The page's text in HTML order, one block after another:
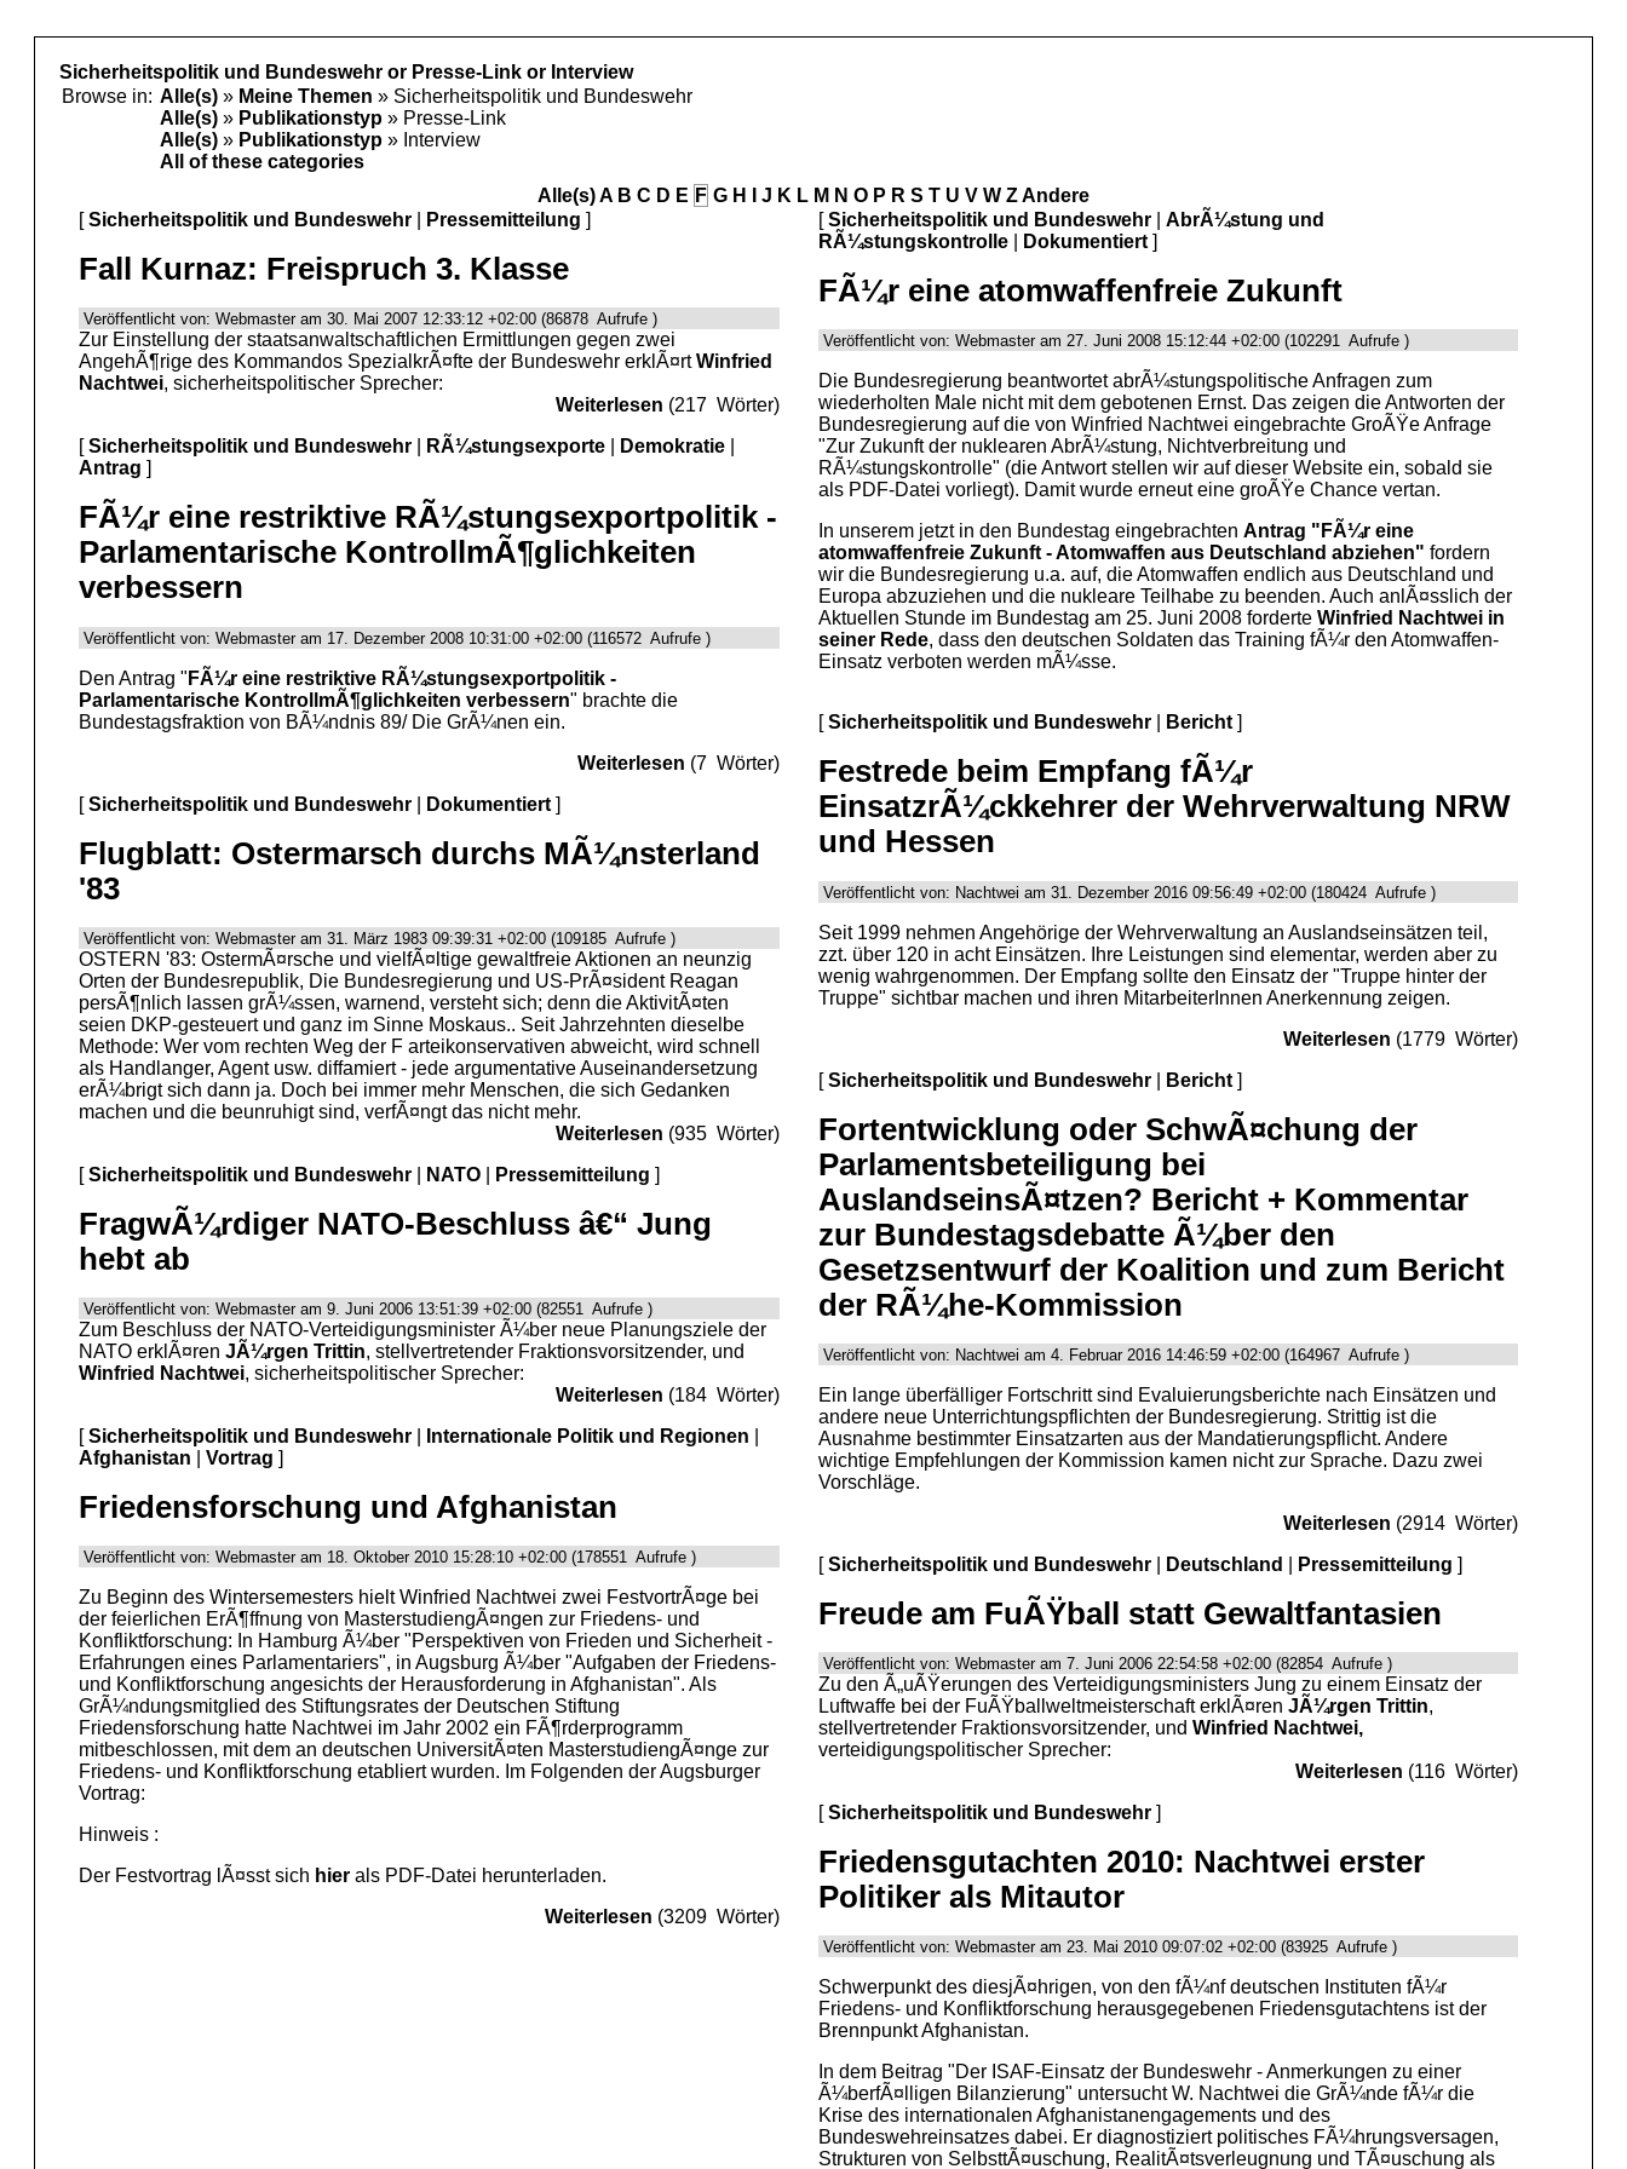
Sicherheitspolitik und Bundeswehr or Presse-Link or Interview
Browse in: Alle(s) » Meine Themen » Sicherheitspolitik und Bundeswehr
Alle(s) » Publikationstyp » Presse-Link
Alle(s) » Publikationstyp » Interview
All of these categories
Alle(s)A B C D E F G H J K L M N O P R S T U V W ZAndere
[Sicherheitspolitik und Bundeswehr Pressemitteilung ]
Fall Kurnaz: Freispruch 3. Klasse
Veröffentlicht von: Webmaster am 30. Mai 2007 12:33:12 +02:00 (86878 Aufrufe )
Zur Einstellung der staatsanwaltschaftlichen Ermittlungen gegen zwei
AngehÃ¶rige des Kommandos SpezialkrÃ¤fte der Bundeswehr erklÃ¤rtWinfried
Nachtwei, sicherheitspolitischer Sprecher:
Weiterlesen (217 Wörter)
[Sicherheitspolitik und Bundeswehr RÃ¼stungsexporte Demokratie
Antrag ]
FÃ¼r eine restriktive RÃ¼stungsexportpolitik -
Parlamentarische KontrollmÃ¶glichkeiten
verbessern
Veröffentlicht von: Webmaster am 17. Dezember 2008 10:31:00 +02:00 (116572 Aufrufe )
Den Antrag " FÃ¼r eine restriktive RÃ¼stungsexportpolitik -
Parlamentarische KontrollmÃ¶glichkeiten verbessern" brachte die
Bundestagsfraktion von BÃ¼ndnis 89/ Die GrÃ¼nen ein.
Weiterlesen (7 Wörter)
[Sicherheitspolitik und Bundeswehr Dokumentiert ]
Flugblatt: Ostermarsch durchs MÃ¼nsterland
'83
Veröffentlicht von: Webmaster am 31. März 1983 09:39:31 +02:00 (109185 Aufrufe )
OSTERN '83: OstermÃ¤rsche und vielfÃ¤ltige gewaltfreie Aktionen an neunzig
Orten der Bundesrepublik, Die Bundesregierung und US-PrÃ¤sident Reagan
persÃ¶nlich lassen grÃ¼ssen, warnend, versteht sich; denn die AktivitÃ¤ten
seien DKP-gesteuert und ganz im Sinne Moskaus.. Seit Jahrzehnten dieselbe
Methode: Wer vom rechten Weg der F arteikonservativen abweicht, wird schnell
als Handlanger, Agent usw. diffamiert - jede argumentative Auseinandersetzung
erÃ¼brigt sich dann ja. Doch bei immer mehr Menschen, die sich Gedanken
machen und die beunruhigt sind, verfÃ¤ngt das nicht mehr.
Weiterlesen (935 Wörter)
[Sicherheitspolitik und Bundeswehr NATO Pressemitteilung ]
FragwÃ¼rdiger NATO-Beschluss â€“ Jung
hebt ab
Veröffentlicht von: Webmaster am 9. Juni 2006 13:51:39 +02:00 (82551 Aufrufe )
Zum Beschluss der NATO-Verteidigungsminister Ã¼ber neue Planungsziele der
NATO erklÃ¤ren JÃ¼rgen Trittin, stellvertretender Fraktionsvorsitzender, und
Winfried Nachtwei, sicherheitspolitischer Sprecher:
Weiterlesen (184 Wörter)
[Sicherheitspolitik und Bundeswehr Internationale Politik und Regionen
Afghanistan
Vortrag ]
Friedensforschung und Afghanistan
Veröffentlicht von: Webmaster am 18. Oktober 2010 15:28:10 +02:00 (178551 Aufrufe )
Zu Beginn des Wintersemesters hielt Winfried Nachtwei zwei FestvortrÃ¤ge bei
der feierlichen ErÃ¶ffnung von MasterstudiengÃ¤ngen zur Friedens- und
Konfliktforschung: In Hamburg Ã¼ber "Perspektiven von Frieden und Sicherheit -
Erfahrungen eines Parlamentariers", in Augsburg Ã¼ber "Aufgaben der Friedens-
und Konfliktforschung angesichts der Herausforderung in Afghanistan". Als
GrÃ¼ndungsmitglied des Stiftungsrates der Deutschen Stiftung
Friedensforschung hatte Nachtwei im Jahr 2002 ein FÃ¶rderprogramm
mitbeschlossen, mit dem an deutschen UniversitÃ¤ten MasterstudiengÃ¤nge zur
Friedens- und Konfliktforschung etabliert wurden. Im Folgenden der Augsburger
Vortrag:
Hinweis :
Der Festvortrag lÃ¤sst sich hier als PDF-Datei herunterladen.
Weiterlesen (3209 Wörter)
[Sicherheitspolitik und Bundeswehr| AbrÃ¼stung und
RÃ¼stungskontrolle| Dokumentiert]
FÃ¼r eine atomwaffenfreie Zukunft
Veröffentlicht von: Webmaster am 27. Juni 2008 15:12:44 +02:00 (102291 Aufrufe )
Die Bundesregierung beantwortet abrÃ¼stungspolitische Anfragen zum
wiederholten Male nicht mit dem gebotenen Ernst. Das zeigen die Antworten der
Bundesregierung auf die von Winfried Nachtwei eingebrachte GroÃŸe Anfrage
"Zur Zukunft der nuklearen AbrÃ¼stung, Nichtverbreitung und
RÃ¼stungskontrolle" (die Antwort stellen wir auf dieser Website ein, sobald sie
als PDF-Datei vorliegt). Damit wurde erneut eine groÃŸe Chance vertan.
In unserem jetzt in den Bundestag eingebrachten Antrag "FÃ¼r eine
atomwaffenfreie Zukunft - Atomwaffen aus Deutschland abziehen" fordern
wir die Bundesregierung u.a. auf, die Atomwaffen endlich aus Deutschland und
Europa abzuziehen und die nukleare Teilhabe zu beenden. Auch anlÃ¤sslich der
Aktuellen Stunde im Bundestag am 25. Juni 2008 forderte Winfried Nachtwei in
seiner Rede, dass den deutschen Soldaten das Training fÃ¼r den Atomwaffen-
Einsatz verboten werden mÃ¼sse.
[Sicherheitspolitik und Bundeswehr| Bericht]
Festrede beim Empfang fÃ¼r
EinsatzrÃ¼ckkehrer der Wehrverwaltung NRW
und Hessen
Veröffentlicht von: Nachtwei am 31. Dezember 2016 09:56:49 +02:00 (180424 Aufrufe )
Seit 1999 nehmen Angehörige der Wehrverwaltung an Auslandseinsätzen teil,
zzt. über 120 in acht Einsätzen. Ihre Leistungen sind elementar, werden aber zu
wenig wahrgenommen. Der Empfang sollte den Einsatz der "Truppe hinter der
Truppe" sichtbar machen und ihren MitarbeiterInnen Anerkennung zeigen.
Weiterlesen (1779 Wörter)
[Sicherheitspolitik und Bundeswehr| Bericht]
Fortentwicklung oder SchwÃ¤chung der
Parlamentsbeteiligung bei
AuslandseinsÃ¤tzen? Bericht + Kommentar
zur Bundestagsdebatte Ã¼ber den
Gesetzsentwurf der Koalition und zum Bericht
der RÃ¼he-Kommission
Veröffentlicht von: Nachtwei am 4. Februar 2016 14:46:59 +02:00 (164967 Aufrufe )
Ein lange überfälliger Fortschritt sind Evaluierungsberichte nach Einsätzen und
andere neue Unterrichtungspflichten der Bundesregierung. Strittig ist die
Ausnahme bestimmter Einsatzarten aus der Mandatierungspflicht. Andere
wichtige Empfehlungen der Kommission kamen nicht zur Sprache. Dazu zwei
Vorschläge.
Weiterlesen (2914 Wörter)
[Sicherheitspolitik und Bundeswehr| Deutschland Pressemitteilung ]
Freude am FuÃŸball statt Gewaltfantasien
Veröffentlicht von: Webmaster am 7. Juni 2006 22:54:58 +02:00 (82854 Aufrufe )
Zu den Ã„uÃŸerungen des Verteidigungsministers Jung zu einem Einsatz der
Luftwaffe bei der FuÃŸballweltmeisterschaft erklÃ¤ren JÃ¼rgen Trittin,
stellvertretender Fraktionsvorsitzender, und Winfried Nachtwei,
verteidigungspolitischer Sprecher:
Weiterlesen (116 Wörter)
[Sicherheitspolitik und Bundeswehr]
Friedensgutachten 2010: Nachtwei erster
Politiker als Mitautor
Veröffentlicht von: Webmaster am 23. Mai 2010 09:07:02 +02:00 (83925 Aufrufe )
Schwerpunkt des diesjÃ¤hrigen, von den fÃ¼nf deutschen Instituten fÃ¼r
Friedens- und Konfliktforschung herausgegebenen Friedensgutachtens ist der
Brennpunkt Afghanistan.
In dem Beitrag "Der ISAF-Einsatz der Bundeswehr - Anmerkungen zu einer
Ã¼berfÃ¤lligen Bilanzierung" untersucht W. Nachtwei die GrÃ¼nde fÃ¼r die
Krise des internationalen Afghanistanengagements und des
Bundeswehreinsatzes dabei. Er diagnostiziert politisches FÃ¼hrungsversagen,
Strukturen von SelbsttÃ¤uschung, RealitÃ¤tsverleugnung und TÃ¤uschung als